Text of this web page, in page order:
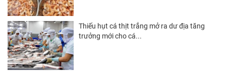
Thiếu hụt cá thịt trắng mở ra dư địa tăng
trưởng mới cho cá...